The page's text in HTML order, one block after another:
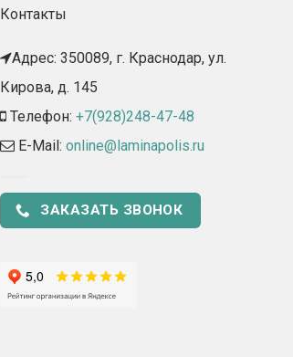
Контакты
Адрес: 350089, г. Краснодар, ул.
Кирова, д. 145​
Телефон: +7(928)248-47-48
E-Mail: online@laminapolis.ru
ЗАКАЗАТЬ ЗВОНОК